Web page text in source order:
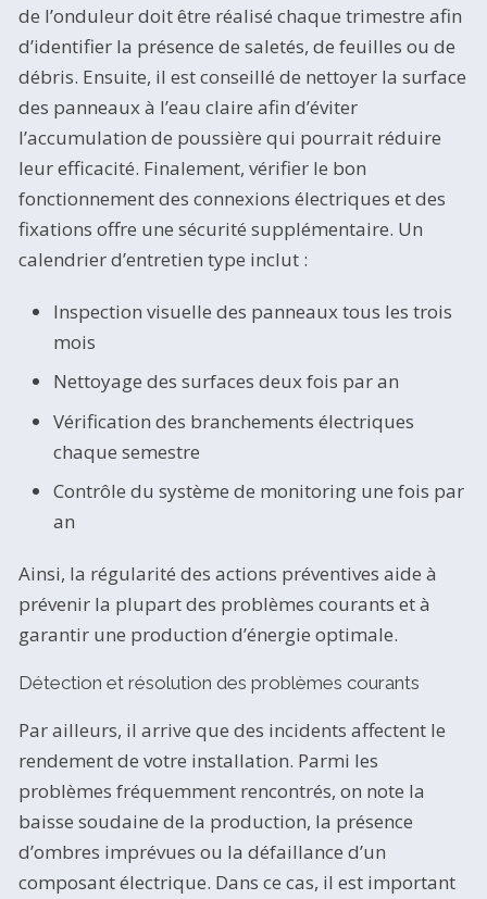
de l’onduleur doit être réalisé chaque trimestre afin
d’identifier la présence de saletés, de feuilles ou de
débris. Ensuite, il est conseillé de nettoyer la surface
des panneaux à l’eau claire afin d’éviter
l’accumulation de poussière qui pourrait réduire
leur efficacité. Finalement, vérifier le bon
fonctionnement des connexions électriques et des
fixations offre une sécurité supplémentaire. Un
calendrier d’entretien type inclut :
Inspection visuelle des panneaux tous les trois
mois
Nettoyage des surfaces deux fois par an
Vérification des branchements électriques
chaque semestre
Contrôle du système de monitoring une fois par
an
Ainsi, la régularité des actions préventives aide à
prévenir la plupart des problèmes courants et à
garantir une production d’énergie optimale.
Détection et résolution des problèmes courants
Par ailleurs, il arrive que des incidents affectent le
rendement de votre installation. Parmi les
problèmes fréquemment rencontrés, on note la
baisse soudaine de la production, la présence
d’ombres imprévues ou la défaillance d’un
composant électrique. Dans ce cas, il est important